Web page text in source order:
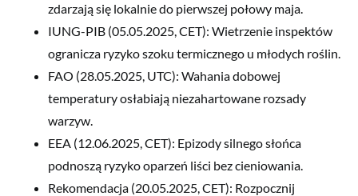
zdarzają się lokalnie do pierwszej połowy maja.
IUNG-PIB (05.05.2025, CET): Wietrzenie inspektów
ogranicza ryzyko szoku termicznego u młodych roślin.
FAO (28.05.2025, UTC): Wahania dobowej
temperatury osłabiają niezahartowane rozsady
warzyw.
EEA (12.06.2025, CET): Epizody silnego słońca
podnoszą ryzyko oparzeń liści bez cieniowania.
Rekomendacja (20.05.2025, CET): Rozpocznij